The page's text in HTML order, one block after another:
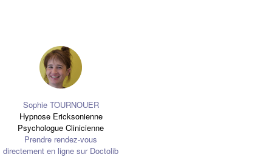
Sophie TOURNOUER
Hypnose Ericksonienne
Psychologue Clinicienne
Prendre rendez-vous
directement en ligne sur Doctolib